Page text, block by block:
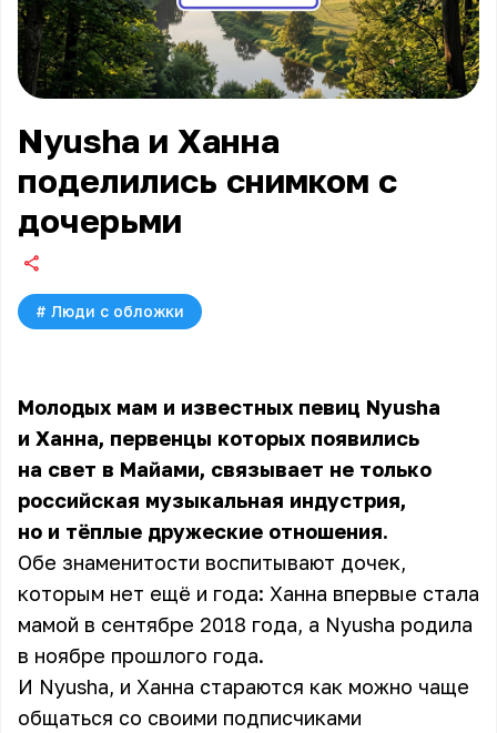
Nyusha и Ханна
поделились снимком с
дочерьми
# Люди с обложки
Молодых мам и известных певиц Nyusha
и Ханна, первенцы которых появились
на свет в Майами, связывает не только
российская музыкальная индустрия,
но и тёплые дружеские отношения.
Обе знаменитости воспитывают дочек,
которым нет ещё и года: Ханна впервые стала
мамой в сентябре 2018 года, а Nyusha родила
в ноябре прошлого года.
И Nyusha, и Ханна стараются как можно чаще
общаться со своими подписчиками